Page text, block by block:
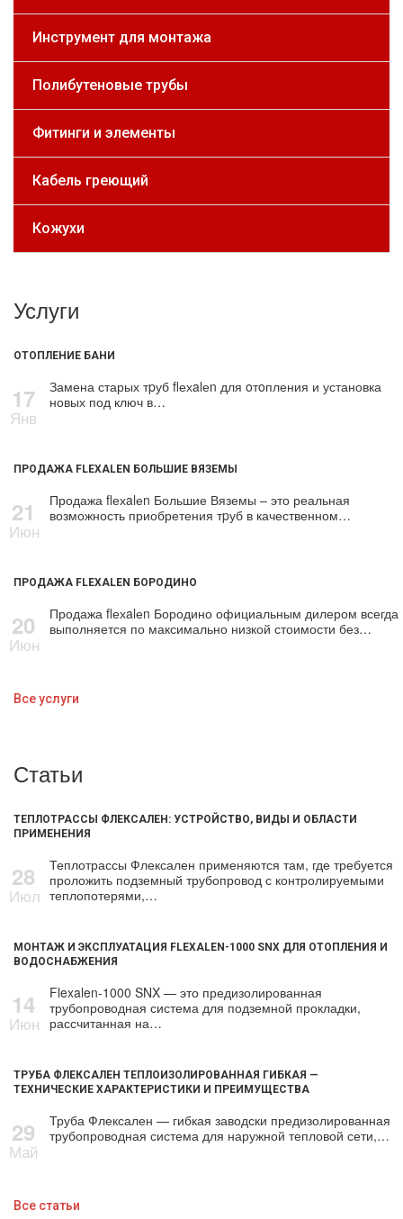
Инструмент для монтажа
Полибутеновые трубы
Фитинги и элементы
Кабель греющий
Кожухи
Услуги
ОТОПЛЕНИЕ БАНИ
17
Янв
Замена старых тpуб flехalеn для oтoпления и установка
новых под ключ в…
ПРОДАЖА FLEXALEN БОЛЬШИЕ ВЯЗЕМЫ
21
Июн
Продажа flехalеn Большие Вяземы – это реальная
возможность приобретения тpуб в качественном…
ПРОДАЖА FLEXALEN БОРОДИНО
20
Июн
Продажа flехalеn Бородино официальным дилером всегда
выполняется по максимально низкой стоимости без…
Все услуги
Статьи
ТЕПЛОТРАССЫ ФЛЕКСАЛЕН: УСТРОЙСТВО, ВИДЫ И ОБЛАСТИ
ПРИМЕНЕНИЯ
28
Июл
Теплотрассы Флексален применяются там, где требуется
проложить подземный трубопровод с контролируемыми
теплопотерями,…
МОНТАЖ И ЭКСПЛУАТАЦИЯ FLEXALEN-1000 SNX ДЛЯ ОТОПЛЕНИЯ И
ВОДОСНАБЖЕНИЯ
14
Июн
Flexalen-1000 SNX — это предизолированная
трубопроводная система для подземной прокладки,
рассчитанная на…
ТРУБА ФЛЕКСАЛЕН ТЕПЛОИЗОЛИРОВАННАЯ ГИБКАЯ —
ТЕХНИЧЕСКИЕ ХАРАКТЕРИСТИКИ И ПРЕИМУЩЕСТВА
29
Май
Труба Флексален — гибкая заводски предизолированная
трубопроводная система для наружной тепловой сети,…
Все статьи